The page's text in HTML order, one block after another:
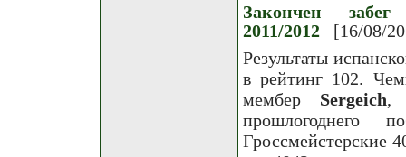
Закончен
2011/2012
[16/08/
Результаты
в рейтинг 102.
мембер Sergeich,
прошлогоднего
Гроссмейстерские